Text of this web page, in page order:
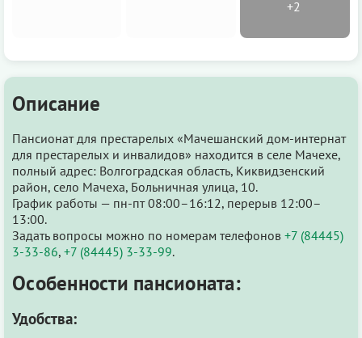
Описание
Пансионат для престарелых «Мачешанский дом-интернат
для престарелых и инвалидов» находится в селе Мачехе,
полный адрес: Волгоградская область, Киквидзенский
район, село Мачеха, Больничная улица, 10.
График работы — пн-пт 08:00–16:12, перерыв 12:00–
13:00.
Задать вопросы можно по номерам телефонов +7 (84445)
3-33-86, +7 (84445) 3-33-99.
Особенности пансионата:
Удобства: